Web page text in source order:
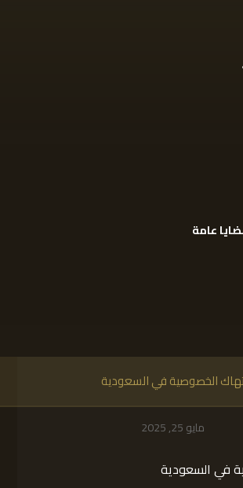
عامة
الخصوصية في السعودية
مايو 25, 2025